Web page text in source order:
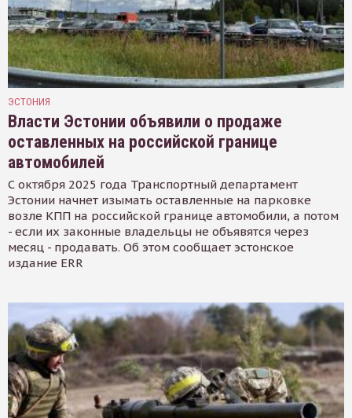
ЭСТОНИЯ
Власти Эстонии объявили о продаже
оставленных на российской границе
автомобилей
С октября 2025 года Транспортный департамент
Эстонии начнет изымать оставленные на парковке
возле КПП на российской границе автомобили, а потом
- если их законные владельцы не объявятся через
месяц - продавать. Об этом сообщает эстонское
издание ERR